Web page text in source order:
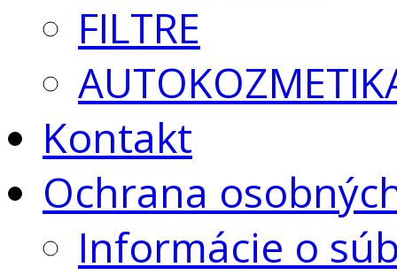
FILTRE
Kontakt
Ochrana
Informácie o